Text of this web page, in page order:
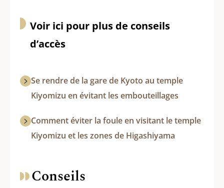
Voir ici pour plus de conseils
d’accès
Se rendre de la gare de Kyoto au temple
Kiyomizu en évitant les embouteillages
Comment éviter la foule en visitant le temple
Kiyomizu et les zones de Higashiyama
Conseils